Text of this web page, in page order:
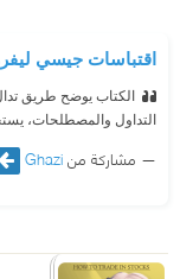
اقتباسات جيسي
الكتاب يوضح طريق
التداول والمصطلحات،
مشاركة منGhazi